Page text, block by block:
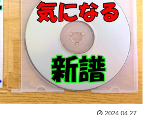
2024.04.27